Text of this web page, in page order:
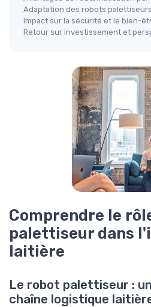
Adaptation des robots
Impact sur la sécurité et le bien-
Retour sur investissement et
Comprendre le
palettiseur dans
laitière
Le robot palettiseur :
chaîne logistique